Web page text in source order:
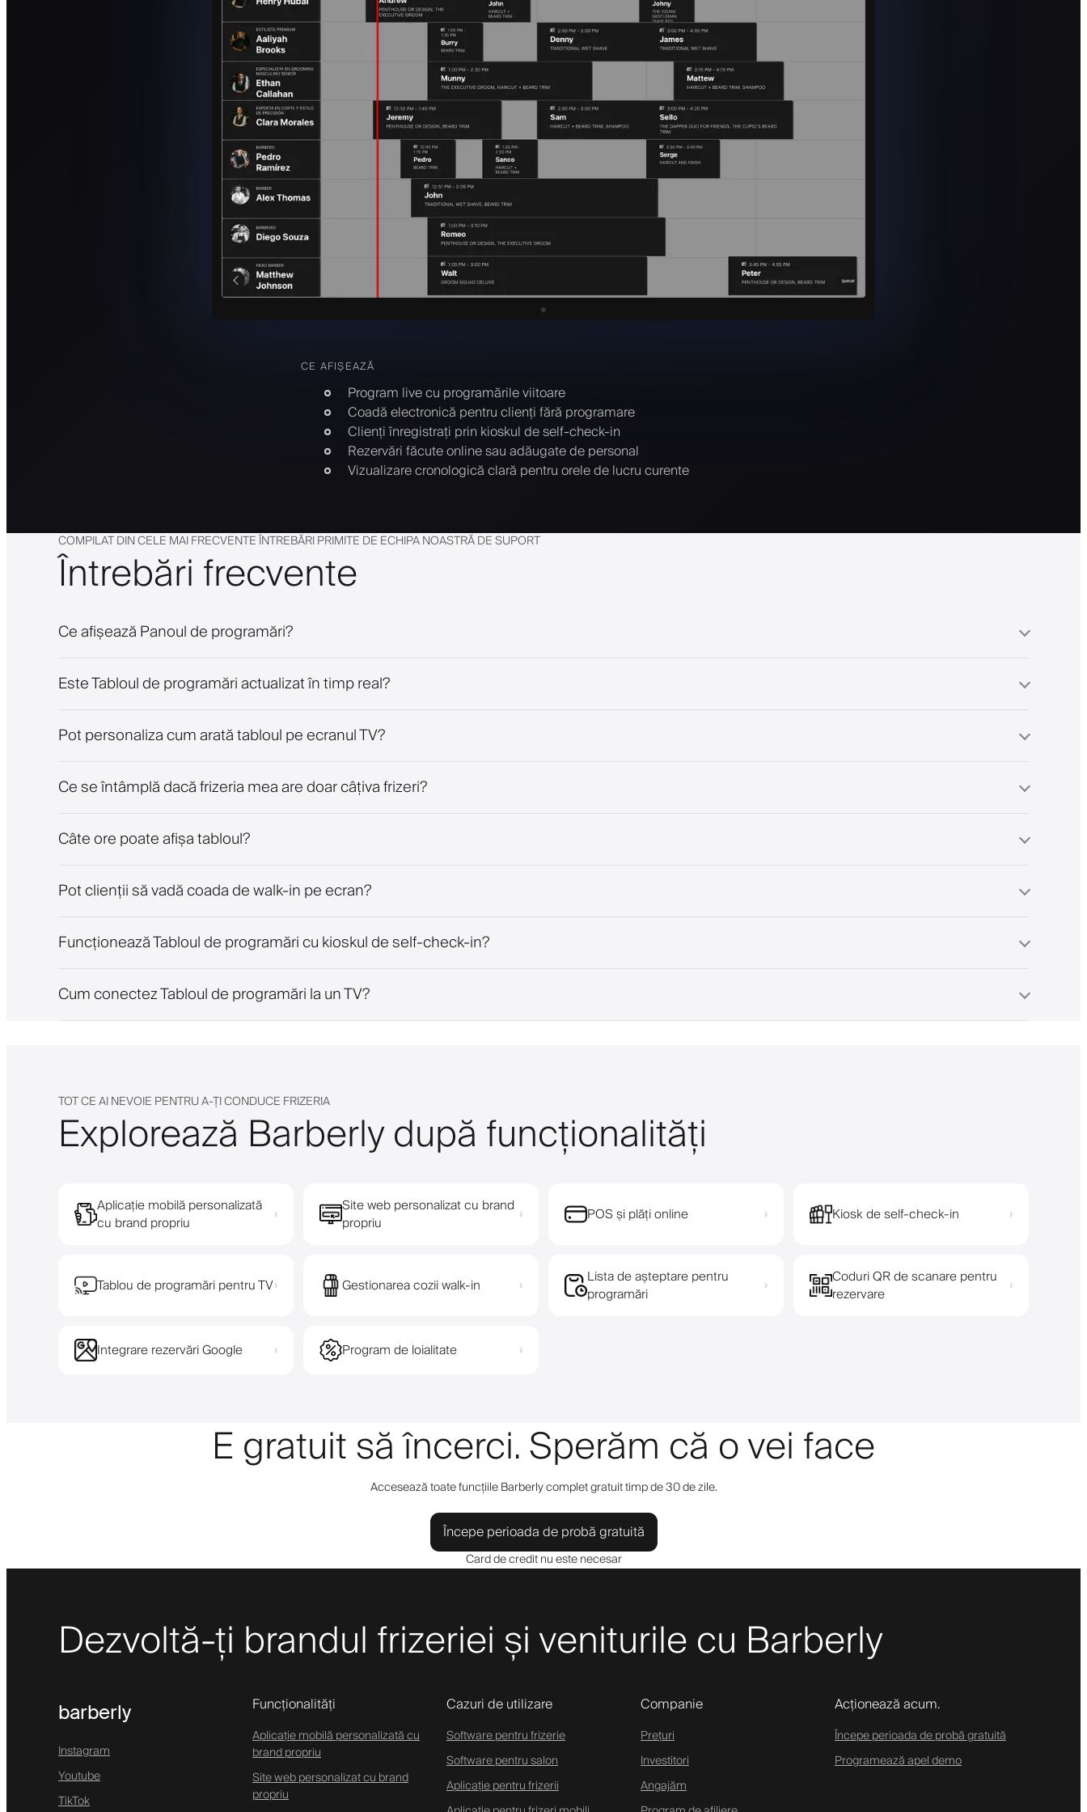
CE AFIȘEAZĂ
Program live cu programările viitoare
Coadă electronică pentru clienți fără programare
Clienți înregistrați prin kioskul de self-check-in
Rezervări făcute online sau adăugate de personal
Vizualizare cronologică clară pentru orele de lucru curente
COMPILAT DIN CELE MAI FRECVENTE ÎNTREBĂRI PRIMITE DE ECHIPA NOASTRĂ DE SUPORT
Întrebări frecvente
Ce afișează Panoul de programări?
Este Tabloul de programări actualizat în timp real?
Pot personaliza cum arată tabloul pe ecranul TV?
Ce se întâmplă dacă frizeria mea are doar câțiva frizeri?
Câte ore poate afișa tabloul?
Pot clienții să vadă coada de walk-in pe ecran?
Funcționează Tabloul de programări cu kioskul de self-check-in?
Cum conectez Tabloul de programări la un TV?
TOT CE AI NEVOIE PENTRU A-ȚI CONDUCE FRIZERIA
Explorează Barberly după funcționalități
Aplicație mobilă personalizată
cu brand propriu
›
Site web personalizat cu brand
propriu
› POS și plăți online › Kiosk de self-check-in ›
Tablou de programări pentru TV› Gestionarea cozii walk-in ›
Lista de așteptare pentru
programări
›
Coduri QR de scanare pentru
rezervare
›
Integrare rezervări Google › Program de loialitate ›
E gratuit să încerci. Sperăm că o vei face
Accesează toate funcțiile Barberly complet gratuit timp de 30 de zile.
Începe perioada de probă gratuită
Card de credit nu este necesar
Dezvoltă-ți brandul frizeriei și veniturile cu Barberly
barberly
Instagram
Youtube
TikTok
Funcționalități
Aplicație mobilă personalizată cu
brand propriu
Site web personalizat cu brand
propriu
Cazuri de utilizare
Software pentru frizerie
Software pentru salon
Aplicație pentru frizerii
Companie
Prețuri
Investitori
Angajăm
Acționează acum.
Începe perioada de probă gratuită
Programează apel demo